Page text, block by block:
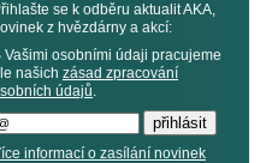
se k odběru aktualit AKA,
z hvězdárny a akcí:
Vašimi osobními údaji pracujeme
našich zásad zpracování
údajů.
informací o zasílání novinek